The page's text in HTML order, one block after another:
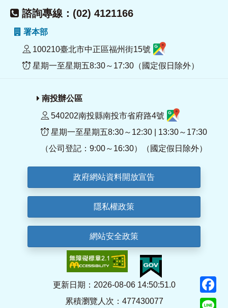
諮詢專線：(02) 4121166
署本部
100210臺北市中正區福州街15號
星期一至星期五8:30～17:30（國定假日除外）
南投辦公區
540202南投縣南投市省府路4號
星期一至星期五8:30～12:30 | 13:30～17:30
（公司登記：9:00～16:30）（國定假日除外）
政府網站資料開放宣告
隱私權政策
網站安全政策
更新日期：2026-08-06 14:50:51.0
累積瀏覽人次：477430077